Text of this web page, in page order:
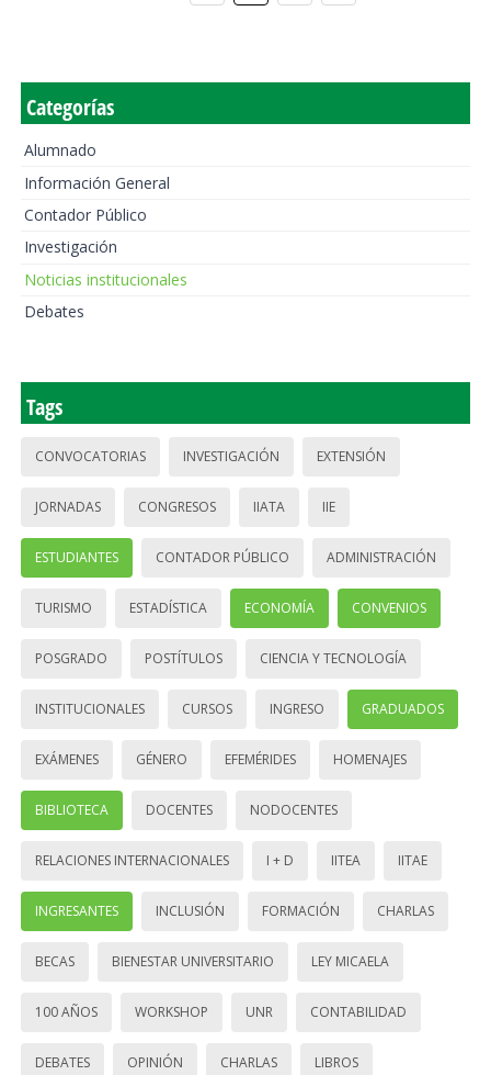
Categorías
Alumnado
Información General
Contador Público
Investigación
Noticias institucionales
Debates
Tags
CONVOCATORIAS INVESTIGACIÓN EXTENSIÓN
JORNADAS CONGRESOS IIATA IIE
ESTUDIANTES CONTADOR PÚBLICO ADMINISTRACIÓN
TURISMO ESTADÍSTICA ECONOMÍA CONVENIOS
POSGRADO POSTÍTULOS CIENCIA Y TECNOLOGÍA
INSTITUCIONALES CURSOS INGRESO GRADUADOS
EXÁMENES GÉNERO EFEMÉRIDES HOMENAJES
BIBLIOTECA DOCENTES NODOCENTES
RELACIONES INTERNACIONALES I + D IITEA IITAE
INGRESANTES INCLUSIÓN FORMACIÓN CHARLAS
BECAS BIENESTAR UNIVERSITARIO LEY MICAELA
100 AÑOS WORKSHOP UNR CONTABILIDAD
DEBATES OPINIÓN CHARLAS LIBROS